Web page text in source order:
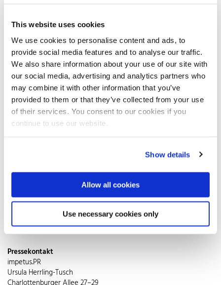
This website uses cookies
We use cookies to personalise content and ads, to
provide social media features and to analyse our traffic.
We also share information about your use of our site with
our social media, advertising and analytics partners who
may combine it with other information that you’ve
provided to them or that they’ve collected from your use
of their services. You consent to our cookies if you
continue to use our website.
Show details
Allow all cookies
Use necessary cookies only
beispielsweise die St. Franziskus-Kirche in Regensburg-
Burgweinting einen Altar mit einem leicht angeschrägten
Steinblock mit zwei vertikal verlaufenden Edelstahlplatten. Auf
diesen aufragenden Trägerelementen liegt die zweigliedrige
Altarplatte aus Edelstahl, die sogenannte Mensa. Sie bietet
während der Feier Platz für die liturgischen Geräte. Kelche,
Schalen und Messkännchen für Wasser und Wein sind in jeder
Kirche essentieller Bestandteil der Eucharistiefeier. Während
Kelche früher oftmals aus Silber, Messing oder Kupfer hergestellt
wurden, kommen heute verstärkt Becher aus Edelstahl Rostfrei
zum Einsatz. Neben hygienischen Gesichtspunkten – das edle
nicht zuletzt auch eine Frage der Ästhetik und nahezu
Ob Westminster Abbey oder kleine Dorfkappelle im Heimatort –
zur Hochzeitssaison zeigen sich nicht nur die Brautpaare von ihrer
besten Seite. Beim Bund fürs Leben leistet auch Edelstahl Rostfrei
mit Qualitätssiegel einen wertvollen Beitrag zu einem
Pressekontakt
impetus.PR
Ursula Herrling-Tusch